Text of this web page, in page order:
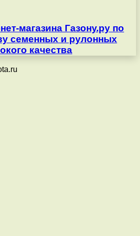
магазина Газону.ру по
семенных и рулонных
качества